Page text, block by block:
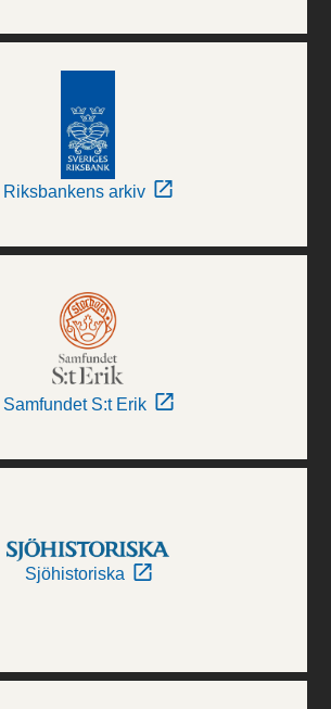
Riksbankens arkiv
Samfundet S:t Erik
Sjöhistoriska